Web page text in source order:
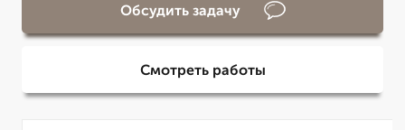
Обсудить задачу
Смотреть работы